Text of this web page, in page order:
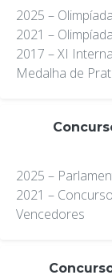
2025 –
2021 –
2017 – XI
Medalha de
2025 –
2021 –
Vencedores